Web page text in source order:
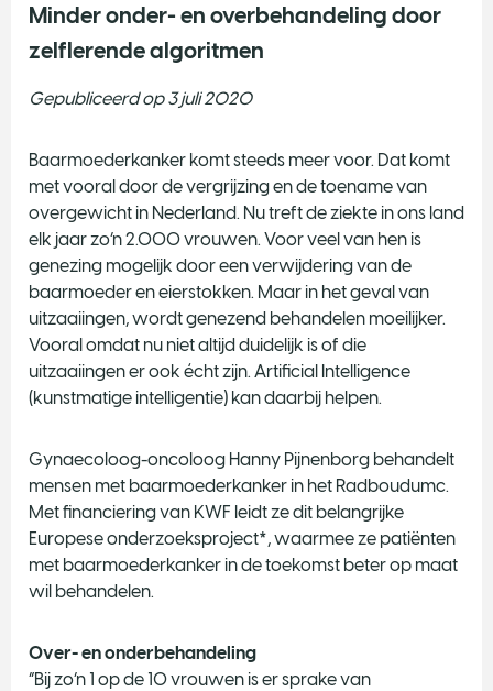
Minder onder- en overbehandeling door
zelflerende algoritmen
Gepubliceerd op 3 juli 2020
Baarmoederkanker komt steeds meer voor. Dat komt
met vooral door de vergrijzing en de toename van
overgewicht in Nederland. Nu treft de ziekte in ons land
elk jaar zo’n 2.000 vrouwen. Voor veel van hen is
genezing mogelijk door een verwijdering van de
baarmoeder en eierstokken. Maar in het geval van
uitzaaiingen, wordt genezend behandelen moeilijker.
Vooral omdat nu niet altijd duidelijk is of die
uitzaaiingen er ook écht zijn. Artificial Intelligence
(kunstmatige intelligentie) kan daarbij helpen.
Gynaecoloog-oncoloog Hanny Pijnenborg behandelt
mensen met baarmoederkanker in het Radboudumc.
Met financiering van KWF leidt ze dit belangrijke
Europese onderzoeksproject*, waarmee ze patiënten
met baarmoederkanker in de toekomst beter op maat
wil behandelen.
Over- en onderbehandeling
“Bij zo’n 1 op de 10 vrouwen is er sprake van